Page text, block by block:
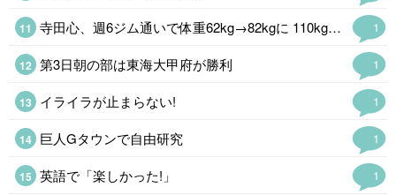
1
寺田心、週6ジム通いで体重62kg→82kgに 110kgのベンチプレス…
1
第3日朝の部は東海大甲府が勝利
1
イライラが止まらない!
1
巨人Gタウンで自由研究
1
英語で「楽しかった!」